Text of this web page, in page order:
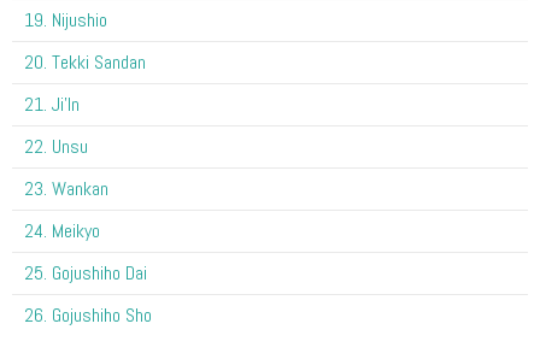
19. Nijushio
20. Tekki Sandan
21. Ji'In
22. Unsu
23. Wankan
24. Meikyo
25. Gojushiho Dai
26. Gojushiho Sho